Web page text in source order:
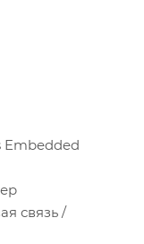
связь /